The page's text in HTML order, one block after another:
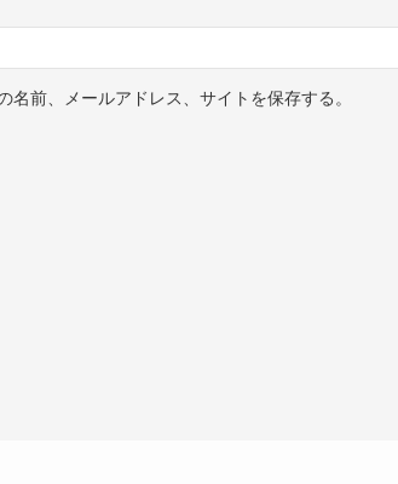
前、メールアドレス、サイトを保存する。